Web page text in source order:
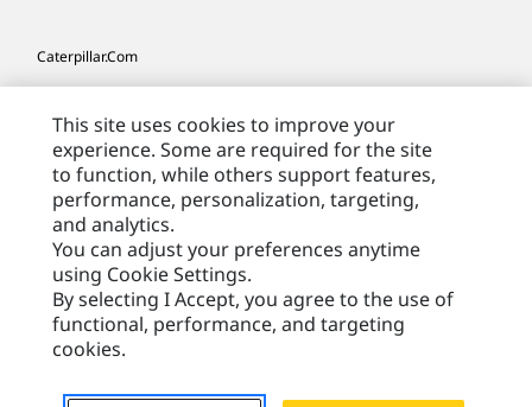
Caterpillar.com
Caterpillar Kontakt
Moje Preferencje Marketingowe
Site Map
Cookie Settings
Legal
Privacy
This site uses cookies to improve your
experience. Some are required for the site
to function, while others support features,
performance, personalization, targeting,
and analytics.
You can adjust your preferences anytime
using Cookie Settings.
By selecting I Accept, you agree to the use of
functional, performance, and targeting
cookies.